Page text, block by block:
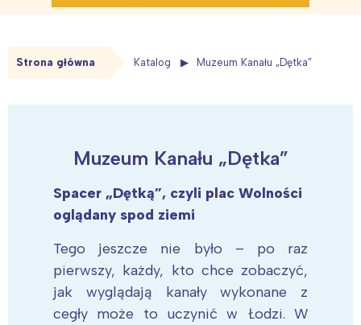
Strona główna Katalog Muzeum Kanału „Dętka”
Muzeum Kanału „Dętka”
Spacer „Dętką”, czyli plac Wolności
oglądany spod ziemi
Tego jeszcze nie było – po raz
pierwszy, każdy, kto chce zobaczyć,
jak wyglądają kanały wykonane z
cegły może to uczynić w Łodzi. W